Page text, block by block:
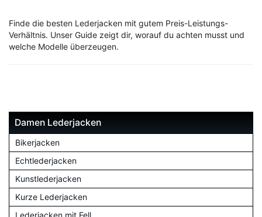
Finde die besten Lederjacken mit gutem Preis-Leistungs-
Verhältnis. Unser Guide zeigt dir, worauf du achten musst und
welche Modelle überzeugen.
Damen Lederjacken
Bikerjacken
Echtlederjacken
Kunstlederjacken
Kurze Lederjacken